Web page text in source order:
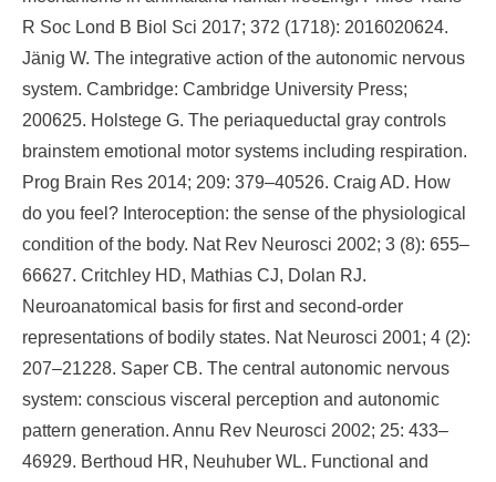
R Soc Lond B Biol Sci 2017; 372 (1718): 2016020624.
Jänig W. The integrative action of the autonomic nervous
system. Cambridge: Cambridge University Press;
200625. Holstege G. The periaqueductal gray controls
brainstem emotional motor systems including respiration.
Prog Brain Res 2014; 209: 379–40526. Craig AD. How
do you feel? Interoception: the sense of the physiological
condition of the body. Nat Rev Neurosci 2002; 3 (8): 655–
66627. Critchley HD, Mathias CJ, Dolan RJ.
Neuroanatomical basis for first and second-order
representations of bodily states. Nat Neurosci 2001; 4 (2):
207–21228. Saper CB. The central autonomic nervous
system: conscious visceral perception and autonomic
pattern generation. Annu Rev Neurosci 2002; 25: 433–
46929. Berthoud HR, Neuhuber WL. Functional and